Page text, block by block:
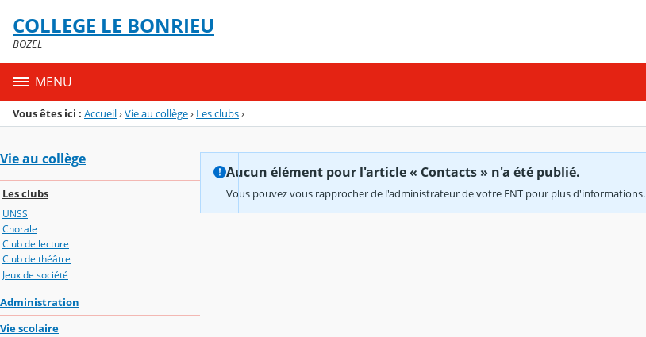
Menu de la rubrique
Contenu
COLLEGE LE BONRIEU
BOZEL
MENU
Vous êtes ici : Accueil›Vie au collège› Les clubs›
Vie au collège
Les clubs
UNSS
Chorale
Club de lecture
Club de théâtre
Jeux de société
Administration
Vie scolaire
Aucun élément pour l'article « Contacts » n'a été publié.
Vous pouvez vous rapprocher de l'administrateur de votre ENT pour plus d'informations.